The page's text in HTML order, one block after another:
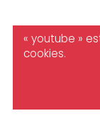
« youtube »
cookies.